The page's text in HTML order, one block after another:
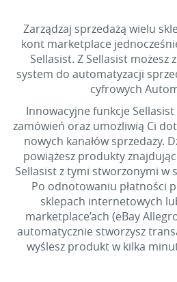
Zarządzaj sprzedażą wielu
kont marketplace
Sellasist. Z Sellasist możesz
system do automatyzacji
cyfrowych
Innowacyjne funkcje
zamówień oraz umożliwią Ci
nowych kanałów sprzedaży.
powiążesz produkty
Sellasist z tymi stworzonymi w
Po odnotowaniu płatności
sklepach internetowych
marketplace’ach (eBay
automatycznie stworzysz
wyślesz produkt w kilka